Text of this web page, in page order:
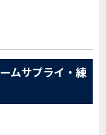
ムサプライ・練